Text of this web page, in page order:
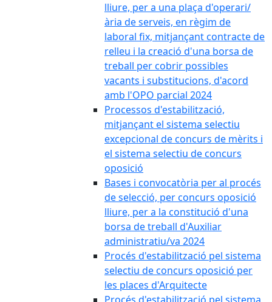
lliure, per a una plaça d'operari/
ària de serveis, en règim de
laboral fix, mitjançant contracte de
relleu i la creació d'una borsa de
treball per cobrir possibles
vacants i substitucions, d'acord
amb l'OPO parcial 2024
Processos d'estabilització,
mitjançant el sistema selectiu
excepcional de concurs de mèrits i
el sistema selectiu de concurs
oposició
Bases i convocatòria per al procés
de selecció, per concurs oposició
lliure, per a la constitució d'una
borsa de treball d'Auxiliar
administratiu/va 2024
Procés d'estabilització pel sistema
selectiu de concurs oposició per
les places d'Arquitecte